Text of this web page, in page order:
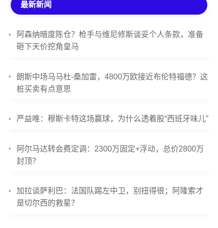
最新新闻
阿森纳暗度陈仓？枪手与维尼修斯谈妥个人条款，准备
砸下天价挖角皇马
朗斯中场马马杜-桑加雷，4800万欧接近布伦特福德？这
桩买卖有点意思
严益唯：穆斯卡特这场赢球，为什么透着股“西班牙味儿”
阿尔马达转会费定调：2300万固定+浮动，总价2800万
封顶？
加拉谈萨利巴：法国队踢左中卫，别扭得很；阿隆索才
是切尔西的救星？